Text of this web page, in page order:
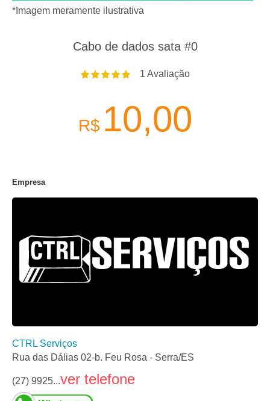
*Imagem meramente ilustrativa
Cabo de dados sata #0
1 Avaliação
R$ 10,00
Empresa
CTRL Serviços
Rua das Dálias 02-b. Feu Rosa - Serra/ES
(27) 9925...ver telefone